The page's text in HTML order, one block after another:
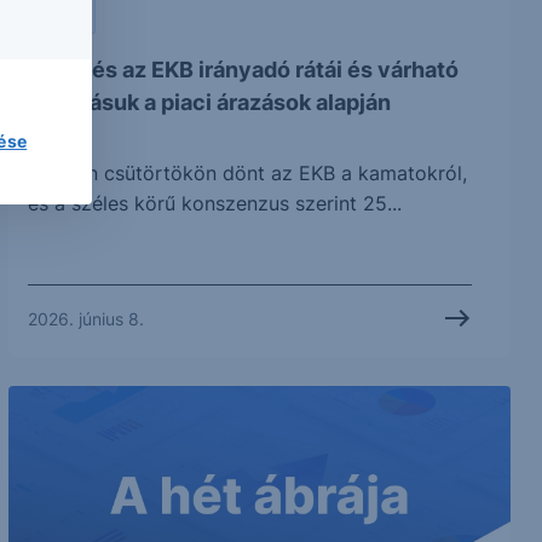
A Fed és az EKB irányadó rátái és várható
alakulásuk a piaci árazások alapján
A héten csütörtökön dönt az EKB a kamatokról,
és a széles körű konszenzus szerint 25...
2026. június 8.